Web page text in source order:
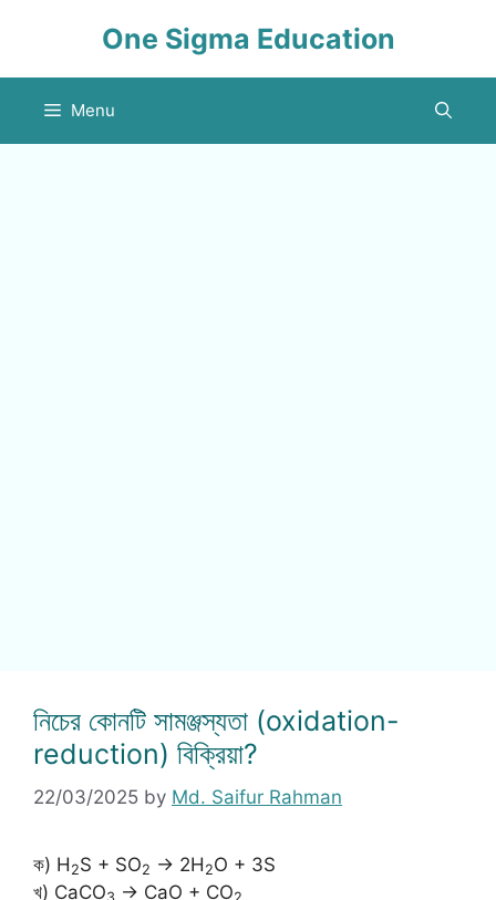
One Sigma Education
Menu
নিচের কোনটি সামঞ্জস্যতা (oxidation-
reduction) বিক্রিয়া?
22/03/2025 by Md. Saifur Rahman
ক) H 2S + SO2 → 2H 2O + 3S
খ) CaCO
→ CaO + CO